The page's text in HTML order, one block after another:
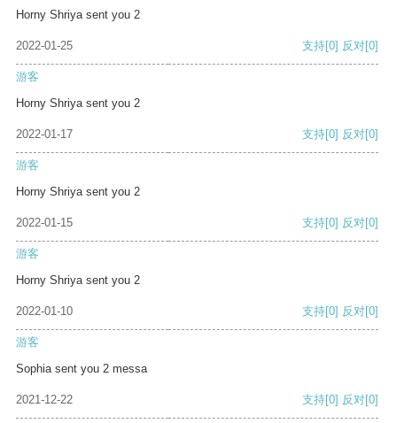
Horny Shriya sent you 2
2022-01-25 支持[0] 反对[0]
游客
Horny Shriya sent you 2
2022-01-17 支持[0] 反对[0]
游客
Horny Shriya sent you 2
2022-01-15 支持[0] 反对[0]
游客
Horny Shriya sent you 2
2022-01-10 支持[0] 反对[0]
游客
Sophia sent you 2 messa
2021-12-22 支持[0] 反对[0]